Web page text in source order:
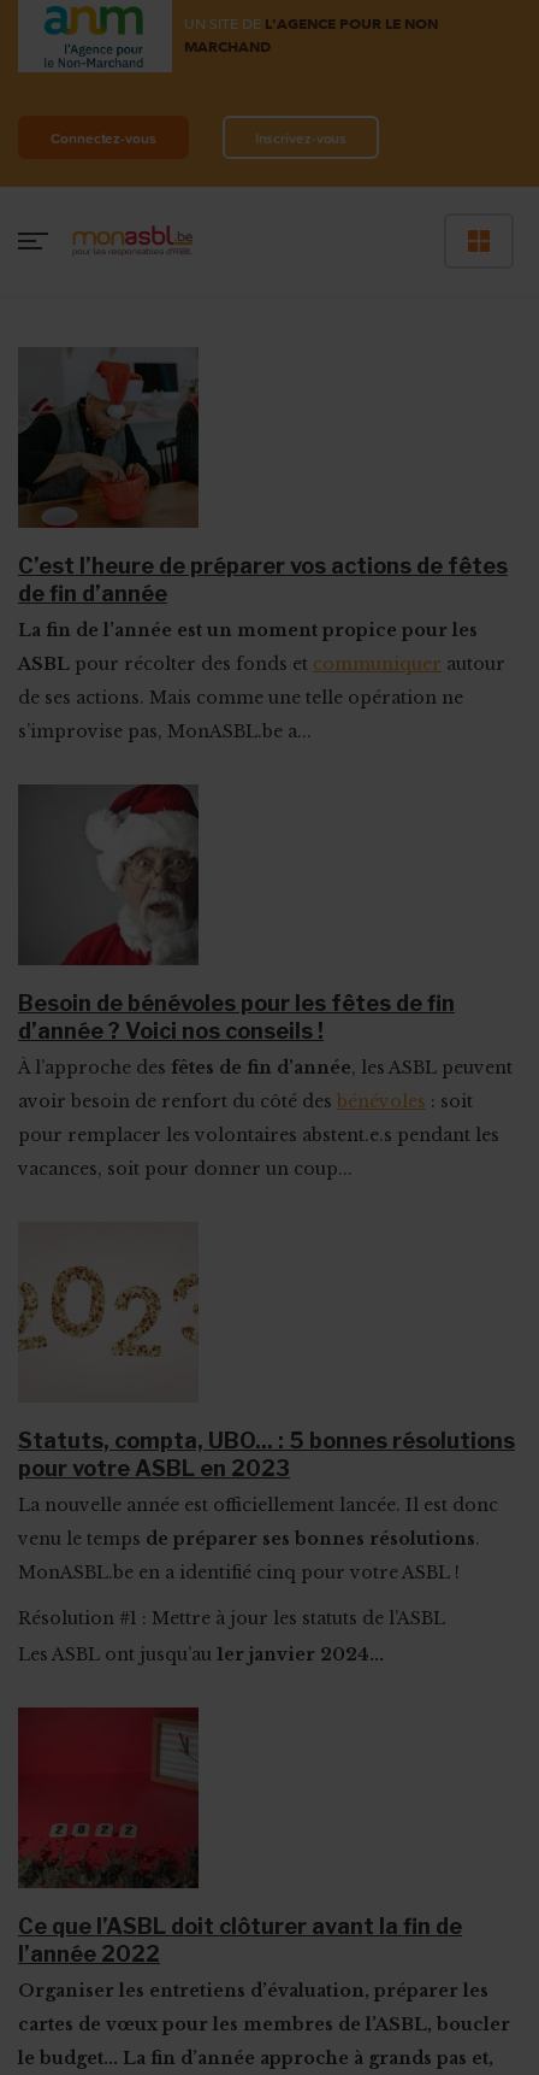
UN SITE DE L'AGENCE POUR LE NON
MARCHAND
Connectez-vous Inscrivez-vous
C’est l’heure de préparer vos actions de fêtes
de fin d’année
La fin de l’année est un moment propice pour les
ASBL pour récolter des fonds et communiquer autour
de ses actions. Mais comme une telle opération ne
s’improvise pas, MonASBL.be a...
Besoin de bénévoles pour les fêtes de fin
d’année ? Voici nos conseils !
À l’approche des fêtes de fin d’année, les ASBL peuvent
avoir besoin de renfort du côté des bénévoles : soit
pour remplacer les volontaires abstent.e.s pendant les
vacances, soit pour donner un coup...
Statuts, compta, UBO... : 5 bonnes résolutions
pour votre ASBL en 2023
La nouvelle année est officiellement lancée. Il est donc
venu le temps de préparer ses bonnes résolutions.
MonASBL.be en a identifié cinq pour votre ASBL !
Résolution #1 : Mettre à jour les statuts de l’ASBL
Les ASBL ont jusqu’au 1er janvier 2024...
Ce que l’ASBL doit clôturer avant la fin de
l’année 2022
Organiser les entretiens d’évaluation, préparer les
cartes de vœux pour les membres de l’ASBL, boucler
le budget... La fin d’année approche à grands pas et,